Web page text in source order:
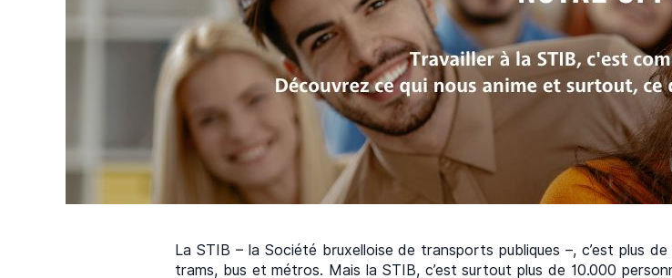
La STIB – la Société bruxelloise de transports publiques –, c’est plus
trams, bus et métros. Mais la STIB, c’est surtout plus de 10.000